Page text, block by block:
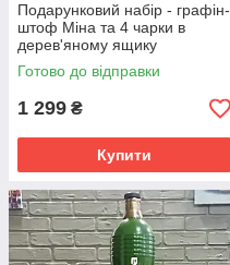
Подарунковий набір - графін-
штоф Міна та 4 чарки в
дерев'яному ящику
Готово до відправки
1 299 ₴
Купити